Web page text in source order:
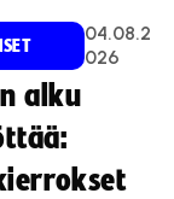
04.08.2
026
alku